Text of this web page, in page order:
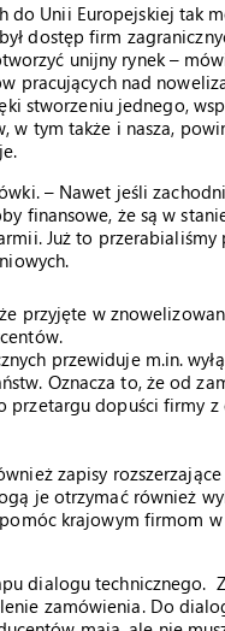
do Unii Europejskiej tak
dostęp firm
unijny rynek –
pracujących nad
stworzeniu jednego,
w tym także i nasza,
– Nawet jeśli
finansowe, że są w
Już to przerabialiśmy
przyjęte w
przewiduje m.in.
Oznacza to, że od
dopuści firmy z
zapisy
je otrzymać również
krajowym firmom
dialogu technicznego.
zamówienia. Do